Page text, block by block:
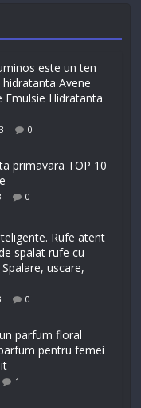
este un ten
Avene
Emulsie Hidratanta
0
primavara TOP 10
0
Rufe atent
spalat rufe cu
uscare,
0
parfum floral
pentru femei
1